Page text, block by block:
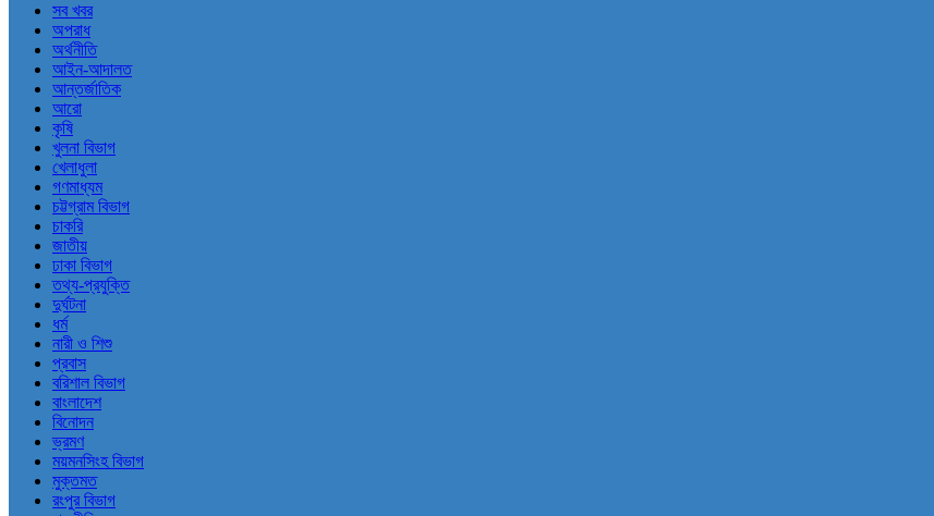
সব খবর
অপরাধ
অর্থনীতি
আইন-আদালত
আন্তর্জাতিক
আরো
কৃষি
খুলনা বিভাগ
খেলাধুলা
গণমাধ্যম
চট্টগ্রাম বিভাগ
চাকরি
জাতীয়
ঢাকা বিভাগ
তথ্য-প্রযুক্তি
দুর্ঘটনা
ধর্ম
নারী ও শিশু
প্রবাস
বরিশাল বিভাগ
বাংলাদেশ
বিনোদন
ভ্রমণ
ময়মনসিংহ বিভাগ
মুক্তমত
রংপুর বিভাগ